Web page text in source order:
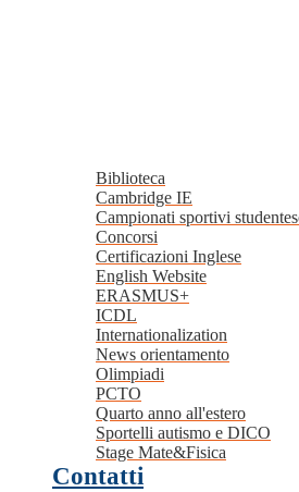
Biblioteca
Cambridge IE
Campionati sportivi
Concorsi
Certificazioni Inglese
English Website
ERASMUS+
ICDL
Internationalization
News orientamento
Olimpiadi
PCTO
Quarto anno all'estero
Sportelli autismo e DICO
Stage Mate&Fisica
Contatti